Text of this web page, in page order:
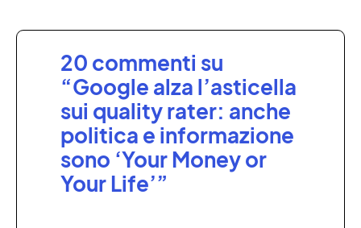
20 commenti su
“Google alza l’asticella
sui quality rater: anche
politica e informazione
sono ‘Your Money or
Your Life’”